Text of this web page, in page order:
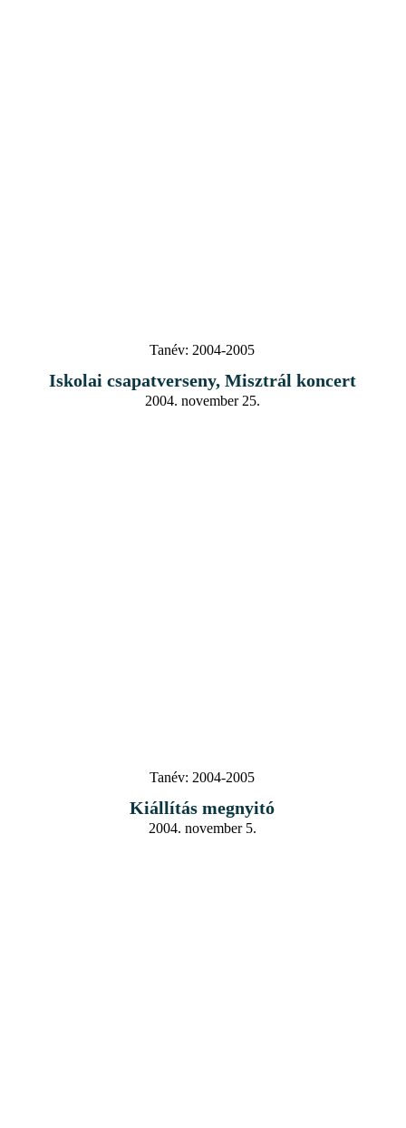
Tanév: 2004-2005
Iskolai csapatverseny, Misztrál koncert
2004. november 25.
Tanév: 2004-2005
Kiállítás megnyitó
2004. november 5.